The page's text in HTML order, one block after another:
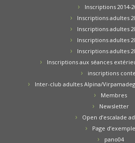
Inscriptions 2014-
Inscriptions adultes
Inscriptions adultes
Inscriptions adultes
Inscriptions adultes
Inscriptions aux séances
inscriptions
Inter-club adultes Alpina/
Membres
Newsletter
Open d’escalade
Page d’exemple
pano04